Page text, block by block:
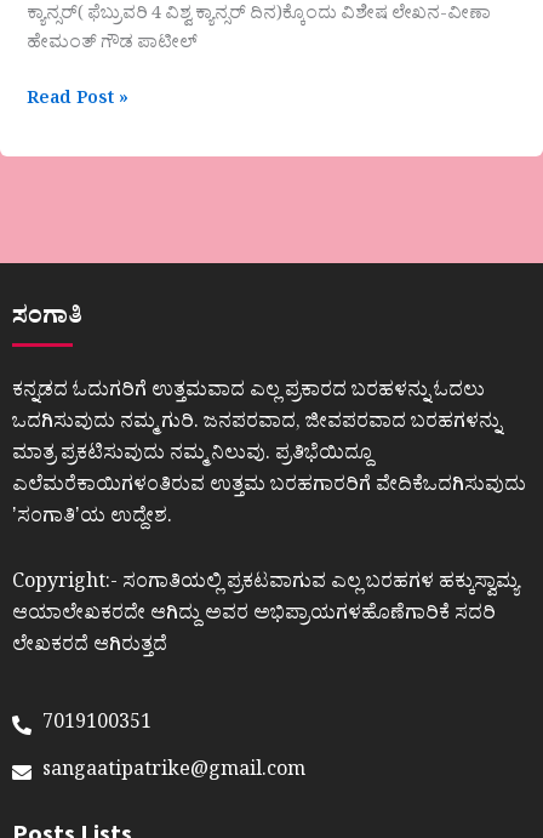
ಕ್ಯಾನ್ಸರ್( ಫೆಬ್ರುವರಿ 4 ವಿಶ್ವ ಕ್ಯಾನ್ಸರ್ ದಿನ)ಕ್ಕೊಂದು ವಿಶೇಷ ಲೇಖನ-ವೀಣಾ
ಹೇಮಂತ್ ಗೌಡ ಪಾಟೀಲ್
Read Post »
ಸಂಗಾತಿ
ಕನ್ನಡದ ಓದುಗರಿಗೆ ಉತ್ತಮವಾದ ಎಲ್ಲ ಪ್ರಕಾರದ ಬರಹಳನ್ನು ಓದಲು
ಒದಗಿಸುವುದು ನಮ್ಮ ಗುರಿ. ಜನಪರವಾದ, ಜೀವಪರವಾದ ಬರಹಗಳನ್ನು
ಮಾತ್ರ ಪ್ರಕಟಿಸುವುದು ನಮ್ಮ ನಿಲುವು. ಪ್ರತಿಭೆಯಿದ್ದೂ
ಎಲೆಮರೆಕಾಯಿಗಳಂತಿರುವ ಉತ್ತಮ ಬರಹಗಾರರಿಗೆ ವೇದಿಕೆಒದಗಿಸುವುದು
ʼಸಂಗಾತಿʼಯ ಉದ್ದೇಶ.
Copyright:- ಸಂಗಾತಿಯಲ್ಲಿ ಪ್ರಕಟವಾಗುವ ಎಲ್ಲ ಬರಹಗಳ ಹಕ್ಕುಸ್ವಾಮ್ಯ
ಆಯಾಲೇಖಕರದೇ ಆಗಿದ್ದು ಅವರ ಅಭಿಪ್ರಾಯಗಳಹೊಣೆಗಾರಿಕೆ ಸದರಿ
ಲೇಖಕರದೆ ಆಗಿರುತ್ತದೆ
7019100351
sangaatipatrike@gmail.com